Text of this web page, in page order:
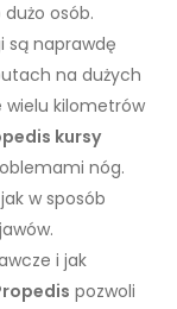
osób.
są naprawdę
na dużych
kilometrów
kursy
nóg.
w sposób
i jak
pozwoli